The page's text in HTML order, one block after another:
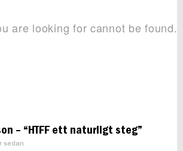
– “HTFF ett naturligt steg”
sedan